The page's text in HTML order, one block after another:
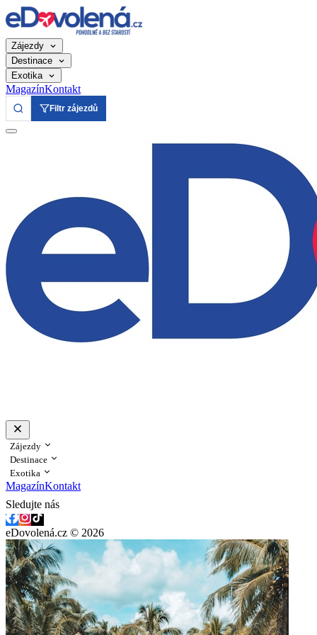
Zájezdy
Destinace
Exotika
MagazínKontakt
Filtr zájezdů
Zájezdy
Destinace
Exotika
MagazínKontakt
Sledujte nás
eDovolená.cz © 2026